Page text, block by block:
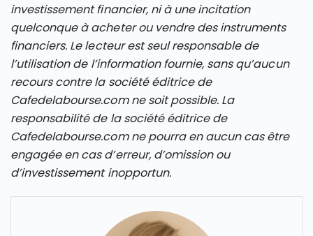
investissement financier, ni à une incitation
quelconque à acheter ou vendre des instruments
financiers. Le lecteur est seul responsable de
l’utilisation de l’information fournie, sans qu’aucun
recours contre la société éditrice de
Cafedelabourse.com ne soit possible. La
responsabilité de la société éditrice de
Cafedelabourse.com ne pourra en aucun cas être
engagée en cas d’erreur, d’omission ou
d’investissement inopportun.